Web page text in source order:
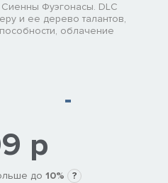
Фуэгонасы. DLC
и ее дерево талантов,
облачение
р
до 10% ?